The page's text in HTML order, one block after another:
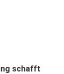
schafft